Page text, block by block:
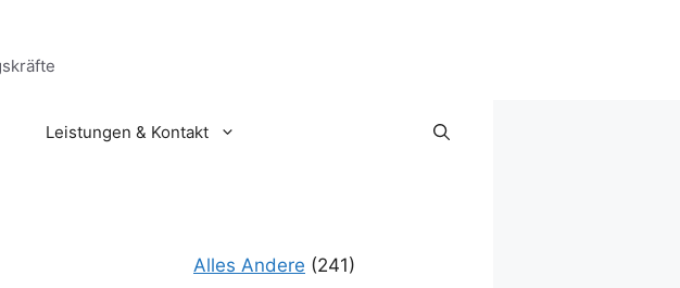
Leistungen & Kontakt
Alles Andere (241)